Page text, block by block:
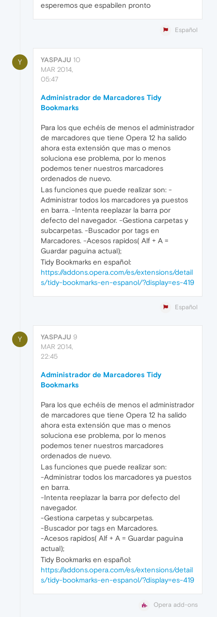
esperemos que espabilen pronto
Español
Y YASPAJU 10
MAR 2014,
05:47
Administrador de Marcadores Tidy
Bookmarks
Para los que echéis de menos el administrador
de marcadores que tiene Opera 12 ha salido
ahora esta extensión que mas o menos
soluciona ese problema, por lo menos
podemos tener nuestros marcadores
ordenados de nuevo.
Las funciones que puede realizar son: -
Administrar todos los marcadores ya puestos
en barra. -Intenta reeplazar la barra por
defecto del navegador. -Gestiona carpetas y
subcarpetas. -Buscador por tags en
Marcadores. -Acesos rapidos( Alf + A =
Guardar paguina actual);
Tidy Bookmarks en español:
https://addons.opera.com/es/extensions/detail
s/tidy-bookmarks-en-espanol/?display=es-419
Español
Y YASPAJU 9
MAR 2014,
22:45
Administrador de Marcadores Tidy
Bookmarks
Para los que echéis de menos el administrador
de marcadores que tiene Opera 12 ha salido
ahora esta extensión que mas o menos
soluciona ese problema, por lo menos
podemos tener nuestros marcadores
ordenados de nuevo.
Las funciones que puede realizar son:
-Administrar todos los marcadores ya puestos
en barra.
-Intenta reeplazar la barra por defecto del
navegador.
-Gestiona carpetas y subcarpetas.
-Buscador por tags en Marcadores.
-Acesos rapidos( Alf + A = Guardar paguina
actual);
Tidy Bookmarks en español:
https://addons.opera.com/es/extensions/detail
s/tidy-bookmarks-en-espanol/?display=es-419
Opera add-ons